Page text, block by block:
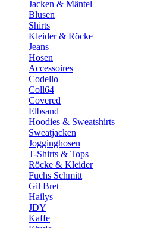
Jacken & Mäntel
Blusen
Shirts
Kleider & Röcke
Jeans
Hosen
Accessoires
Codello
Coll64
Covered
Elbsand
Hoodies & Sweatshirts
Sweatjacken
Jogginghosen
T-Shirts & Tops
Röcke & Kleider
Fuchs Schmitt
Gil Bret
Hailys
JDY
Kaffe